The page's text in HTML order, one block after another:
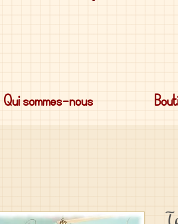
Qui sommes-nous